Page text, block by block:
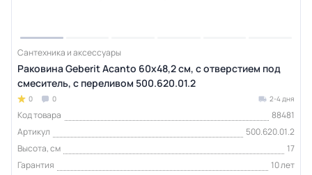
Сантехника и аксессуары
Раковина Geberit Acanto 60х48,2 см, с отверстием под
смеситель, с переливом 500.620.01.2
0 0 2-4 дня
Код товара
88481
Артикул
500.620.01.2
Высота, см
17
Гарантия
10 лет